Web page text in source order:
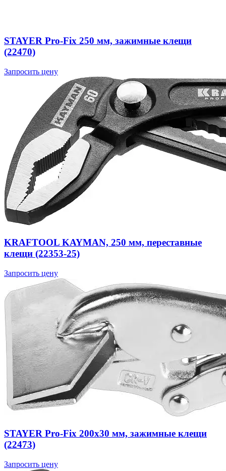
STAYER Pro-Fix 250 мм, зажимные клещи
(22470)
Запросить цену
KRAFTOOL KAYMAN, 250 мм, переставные
клещи (22353-25)
Запросить цену
STAYER Pro-Fix 200х30 мм, зажимные клещи
(22473)
Запросить цену